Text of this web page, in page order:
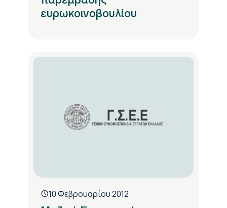
ευρωκοινοβουλίου
10 Φεβρουαρίου 2012